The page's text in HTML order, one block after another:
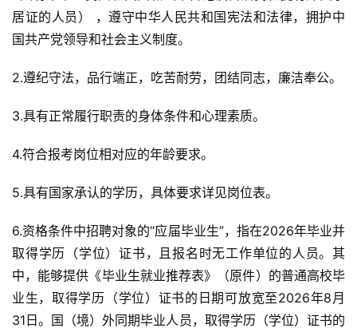
居证的人员） ，遵守中华人民共和国宪法和法律，拥护中
国共产党领导和社会主义制度。
2.遵纪守法，品行端正，吃苦耐劳，团结同志，廉洁奉公。
3.具有正常履行职责的身体条件和心理素质。
4.符合报考岗位相对应的年龄要求。
5.具有国家承认的学历，具体要求详见岗位表。
6.资格条件中招聘对象的“应届毕业生”，指在2026年毕业并
取得学历（学位）证书，且报名时无工作单位的人员。其
中，能够提供《毕业生就业推荐表》（原件）的普通高校毕
业生，取得学历（学位）证书的日期可放宽至2026年8月
31日。国（境）外同期毕业人员，取得学历（学位）证书的